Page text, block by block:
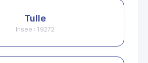
Tulle
Insee : 19272